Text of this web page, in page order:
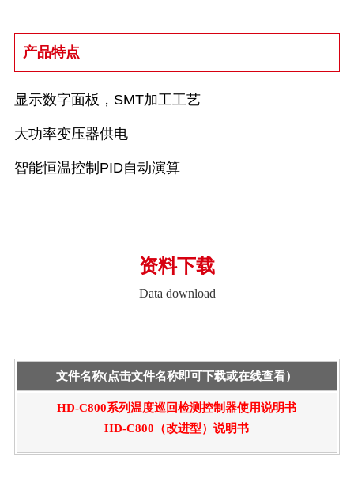
产品特点
显示数字面板，SMT加工工艺
大功率变压器供电
智能恒温控制PID自动演算
资料下载
Data download
文件名称(点击文件名称即可下载或在线查看）
HD-C800系列温度巡回检测控制器使用说明书
HD-C800（改进型）说明书